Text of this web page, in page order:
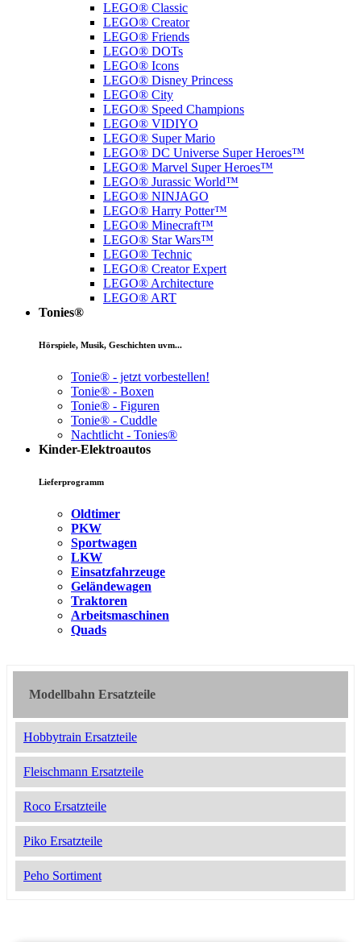
LEGO® Classic
LEGO® Creator
LEGO® Friends
LEGO® DOTs
LEGO® Icons
LEGO® Disney Princess
LEGO® City
LEGO® Speed Champions
LEGO® VIDIYO
LEGO® Super Mario
LEGO® DC Universe Super Heroes™
LEGO® Marvel Super Heroes™
LEGO® Jurassic World™
LEGO® NINJAGO
LEGO® Harry Potter™
LEGO® Minecraft™
LEGO® Star Wars™
LEGO® Technic
LEGO® Creator Expert
LEGO® Architecture
LEGO® ART
Tonies®
Hörspiele, Musik, Geschichten uvm...
Tonie® - jetzt vorbestellen!
Tonie® - Boxen
Tonie® - Figuren
Tonie® - Cuddle
Nachtlicht - Tonies®
Kinder-Elektroautos
Lieferprogramm
Oldtimer
PKW
Sportwagen
LKW
Einsatzfahrzeuge
Geländewagen
Traktoren
Arbeitsmaschinen
Quads
Modellbahn Ersatzteile
Hobbytrain Ersatzteile
Fleischmann Ersatzteile
Roco Ersatzteile
Piko Ersatzteile
Peho Sortiment